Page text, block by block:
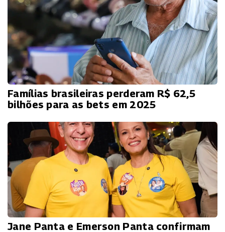
Famílias brasileiras perderam R$ 62,5
bilhões para as bets em 2025
Jane Panta e Emerson Panta confirmam